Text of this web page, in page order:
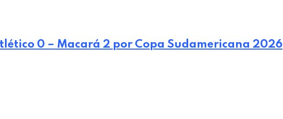
0 – Macará 2 por Copa Sudamericana 2026